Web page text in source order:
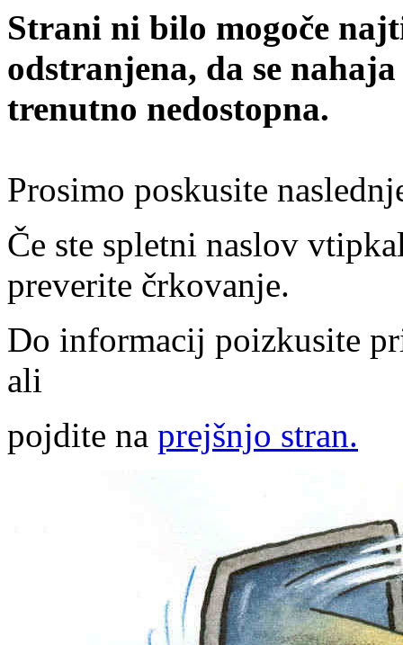
Strani ni bilo mogoče
odstranjena, da se
trenutno nedostopna.
Prosimo poskusite
Če ste spletni naslov
preverite črkovanje.
Do informacij poizkusite
ali
pojdite na prejšnjo stran.